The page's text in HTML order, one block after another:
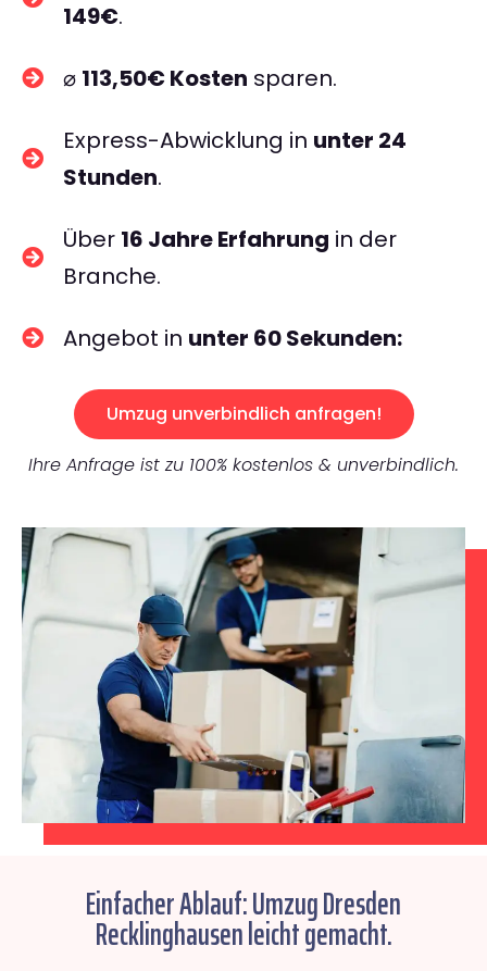
149€.
⌀ 113,50€ Kosten sparen.
Express-Abwicklung in unter 24
Stunden.
Über 16 Jahre Erfahrung in der
Branche.
Angebot in unter 60 Sekunden:
Umzug unverbindlich anfragen!
Ihre Anfrage ist zu 100% kostenlos & unverbindlich.
Einfacher Ablauf: Umzug Dresden
Recklinghausen leicht gemacht.